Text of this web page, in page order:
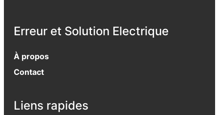
Erreur et Solution Electrique
À propos
Contact
Liens rapides